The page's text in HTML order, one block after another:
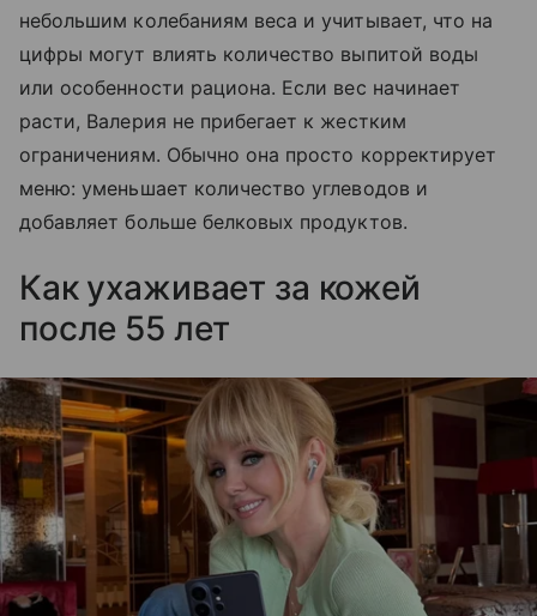
небольшим колебаниям веса и учитывает, что на
цифры могут влиять количество выпитой воды
или особенности рациона. Если вес начинает
расти, Валерия не прибегает к жестким
ограничениям. Обычно она просто корректирует
меню: уменьшает количество углеводов и
добавляет больше белковых продуктов.
Как ухаживает за кожей
после 55 лет